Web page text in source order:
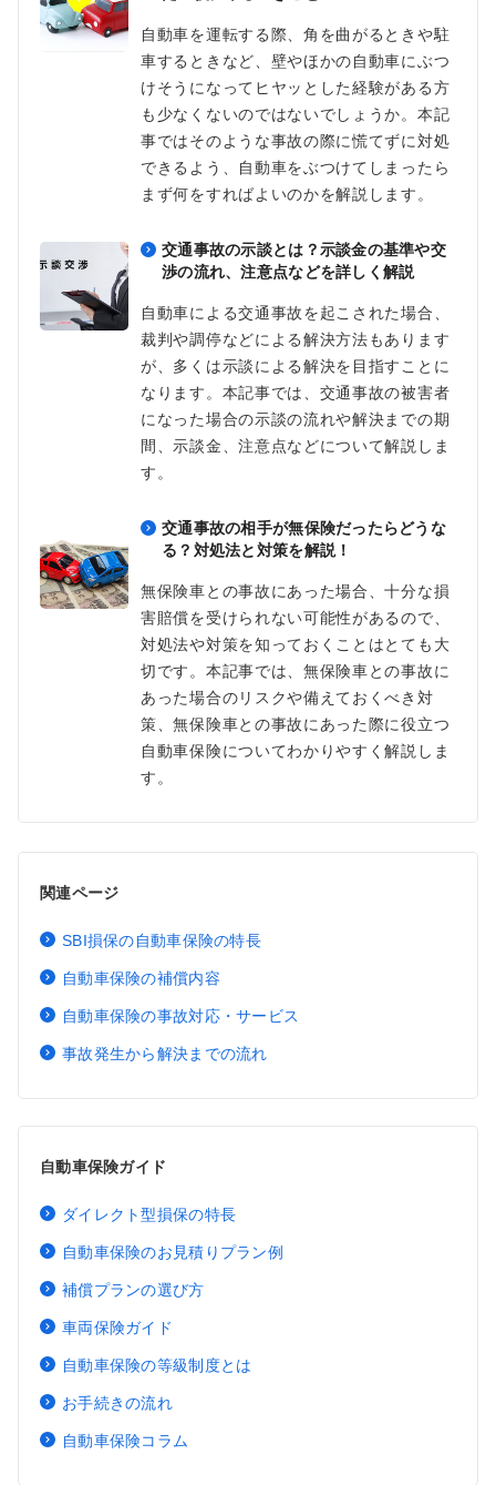
自動車を運転する際、角を曲がるときや駐
車するときなど、壁やほかの自動車にぶつ
けそうになってヒヤッとした経験がある方
も少なくないのではないでしょうか。本記
事ではそのような事故の際に慌てずに対処
できるよう、自動車をぶつけてしまったら
まず何をすればよいのかを解説します。
交通事故の示談とは？示談金の基準や交
渉の流れ、注意点などを詳しく解説
自動車による交通事故を起こされた場合、
裁判や調停などによる解決方法もあります
が、多くは示談による解決を目指すことに
なります。本記事では、交通事故の被害者
になった場合の示談の流れや解決までの期
間、示談金、注意点などについて解説しま
す。
交通事故の相手が無保険だったらどうな
る？対処法と対策を解説！
無保険車との事故にあった場合、十分な損
害賠償を受けられない可能性があるので、
対処法や対策を知っておくことはとても大
切です。本記事では、無保険車との事故に
あった場合のリスクや備えておくべき対
策、無保険車との事故にあった際に役立つ
自動車保険についてわかりやすく解説しま
す。
関連ページ
SBI損保の自動車保険の特長
自動車保険の補償内容
自動車保険の事故対応・サービス
事故発生から解決までの流れ
自動車保険ガイド
ダイレクト型損保の特長
自動車保険のお見積りプラン例
補償プランの選び方
車両保険ガイド
自動車保険の等級制度とは
お手続きの流れ
自動車保険コラム